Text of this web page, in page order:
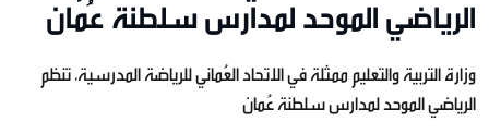
الرياضي الموحد لمدارس سلطنة عُمان
وزارة التربية والتعليم ممثلة في الاتحاد العُماني للرياضة المدرسية، تنظم
الرياضي الموحد لمدارس سلطنة عُمان